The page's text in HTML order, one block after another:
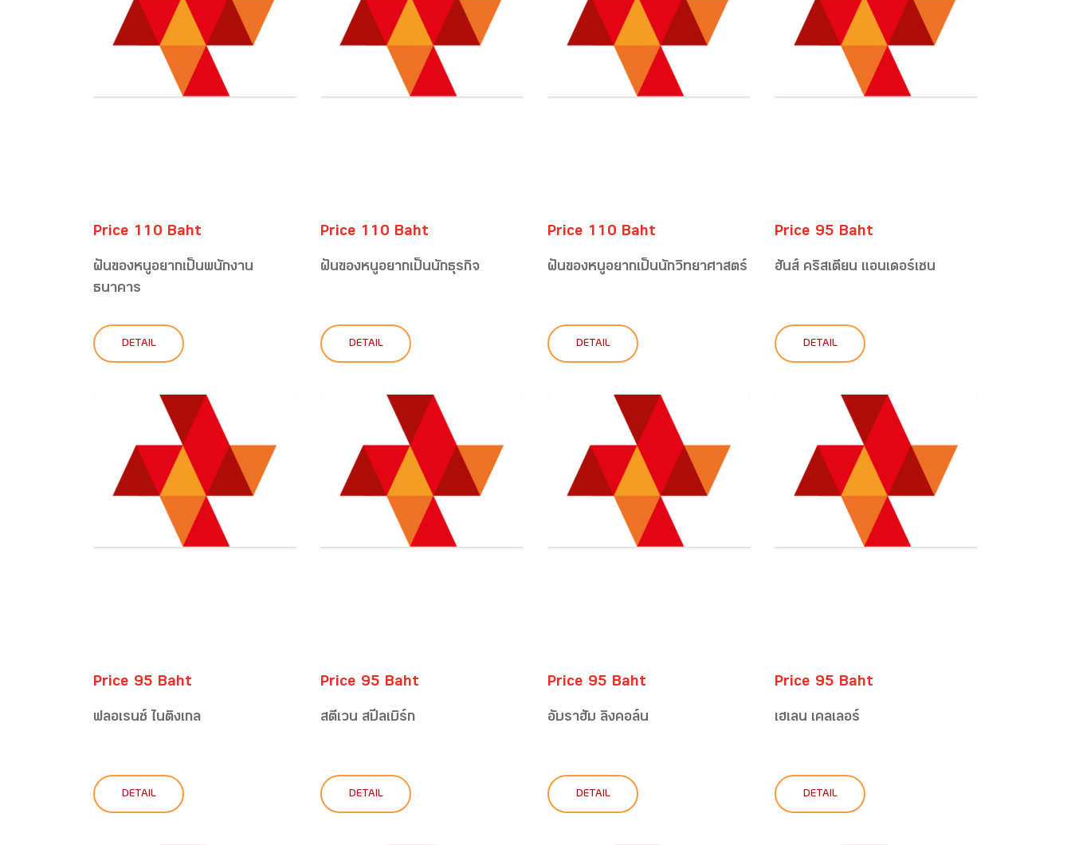
Price 110 Baht
ฝันของหนูอยากเป็นพนักงาน
ธนาคาร
DETAIL
Price 110 Baht
ฝันของหนูอยากเป็นนักธุรกิจ
DETAIL
Price 110 Baht
ฝันของหนูอยากเป็นนักวิทยาศาสตร์
DETAIL
Price 95 Baht
ฮันส์ คริสเตียน แอนเดอร์เซน
DETAIL
Price 95 Baht
ฟลอเรนซ์ ไนติงเกล
DETAIL
Price 95 Baht
สตีเวน สปีลเบิร์ก
DETAIL
Price 95 Baht
อับราฮัม ลิงคอล์น
DETAIL
Price 95 Baht
เฮเลน เคลเลอร์
DETAIL